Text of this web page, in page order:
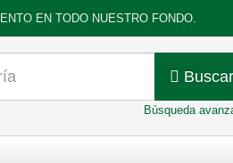
EN TODO NUESTRO FONDO.
Buscar
Búsqueda